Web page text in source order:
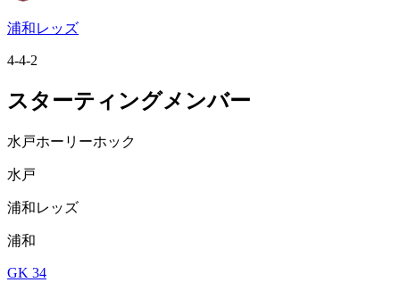
浦和レッズ
4-4-2
スターティングメンバー
水戸ホーリーホック
水戸
浦和レッズ
浦和
GK 34